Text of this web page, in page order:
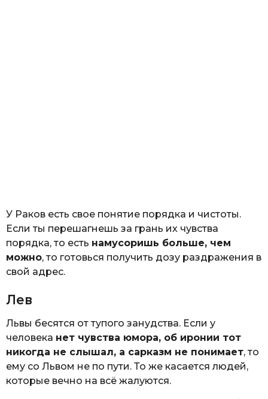
У Раков есть свое понятие порядка и чистоты.
Если ты перешагнешь за грань их чувства
порядка, то есть намусоришь больше, чем
можно, то готовься получить дозу раздражения в
свой адрес.
Лев
Львы бесятся от тупого занудства. Если у
человека нет чувства юмора, об иронии тот
никогда не слышал, а сарказм не понимает, то
ему со Львом не по пути. То же касается людей,
которые вечно на всё жалуются.